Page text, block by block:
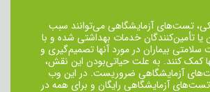
تست‌های آزمایشگاهی می‌توانند سبب
یا تأمین‌کنندگان خدمات بهداشتی شده و با
بیماران در مورد آنها تصمیم‌گیری و
کمک کنند. به علت حیاتی‌بودن این نقش،
آزمایشگاهی ضروریست. در این وب
آزمایشگاهی رایگان و برای همه در